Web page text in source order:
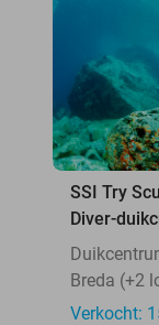
SSI Try
Diver-
Breda (+2
Verkocht: